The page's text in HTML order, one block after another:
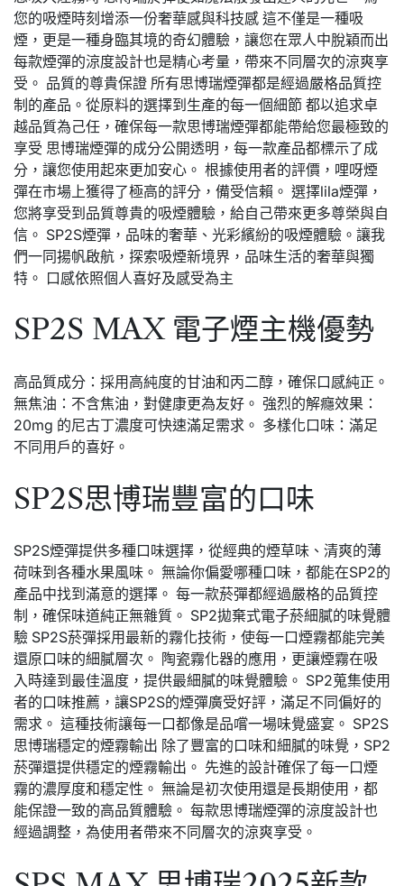
您的吸煙時刻增添一份奢華感與科技感 這不僅是一種吸
煙，更是一種身臨其境的奇幻體驗，讓您在眾人中脫穎而出
每款煙彈的涼度設計也是精心考量，帶來不同層次的涼爽享
受。 品質的尊貴保證 所有思博瑞煙彈都是經過嚴格品質控
制的產品。從原料的選擇到生產的每一個細節 都以追求卓
越品質為己任，確保每一款思博瑞煙彈都能帶給您最極致的
享受 思博瑞煙彈的成分公開透明，每一款產品都標示了成
分，讓您使用起來更加安心。 根據使用者的評價，哩呀煙
彈在市場上獲得了極高的評分，備受信賴。 選擇lila煙彈，
您將享受到品質尊貴的吸煙體驗，給自己帶來更多尊榮與自
信。 SP2S煙彈，品味的奢華、光彩繽紛的吸煙體驗。讓我
們一同揚帆啟航，探索吸煙新境界，品味生活的奢華與獨
特。 口感依照個人喜好及感受為主
SP2S MAX 電子煙主機優勢
高品質成分：採用高純度的甘油和丙二醇，確保口感純正。
無焦油：不含焦油，對健康更為友好。 強烈的解癮效果：
20mg 的尼古丁濃度可快速滿足需求。 多樣化口味：滿足
不同用戶的喜好。
SP2S思博瑞豐富的口味
SP2S煙彈提供多種口味選擇，從經典的煙草味、清爽的薄
荷味到各種水果風味。 無論你偏愛哪種口味，都能在SP2的
產品中找到滿意的選擇。 每一款菸彈都經過嚴格的品質控
制，確保味道純正無雜質。 SP2拋棄式電子菸細膩的味覺體
驗 SP2S菸彈採用最新的霧化技術，使每一口煙霧都能完美
還原口味的細膩層次。 陶瓷霧化器的應用，更讓煙霧在吸
入時達到最佳溫度，提供最細膩的味覺體驗。 SP2蒐集使用
者的口味推薦，讓SP2S的煙彈廣受好評，滿足不同偏好的
需求。 這種技術讓每一口都像是品嚐一場味覺盛宴。 SP2S
思博瑞穩定的煙霧輸出 除了豐富的口味和細膩的味覺，SP2
菸彈還提供穩定的煙霧輸出。 先進的設計確保了每一口煙
霧的濃厚度和穩定性。 無論是初次使用還是長期使用，都
能保證一致的高品質體驗。 每款思博瑞煙彈的涼度設計也
經過調整，為使用者帶來不同層次的涼爽享受。